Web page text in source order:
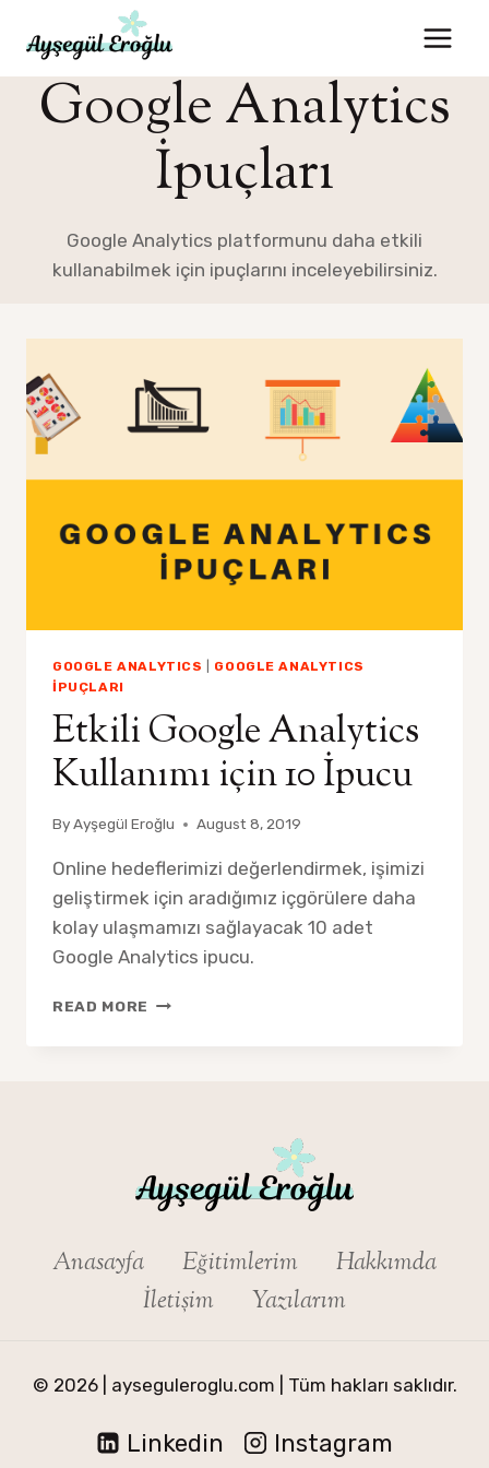
contentGoogle Analytics
İpuçları
Google Analytics platformunu daha etkili
kullanabilmek için ipuçlarını inceleyebilirsiniz.
GOOGLE ANALYTICS
GOOGLE ANALYTICS
İPUÇLARI
Etkili Google Analytics
Kullanımı için 10 İpucu
ByAyşegül Eroğlu August 8, 2019
Online hedeflerimizi değerlendirmek, işimizi
geliştirmek için aradığımız içgörülere daha
kolay ulaşmamızı sağlayacak 10 adet
Google Analytics ipucu.
READ MORE ETKILI
Anasayfa Eğitimlerim
Hakkımda
İletişim
Yazılarım
© 2026 | ayseguleroglu.com | Tüm hakları saklıdır.
Linkedin Instagram